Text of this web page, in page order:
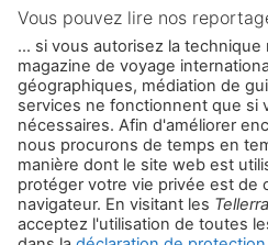
Dans sa vie,
entreprise d’emballages
de la truffe et ses
ce, au sens propre